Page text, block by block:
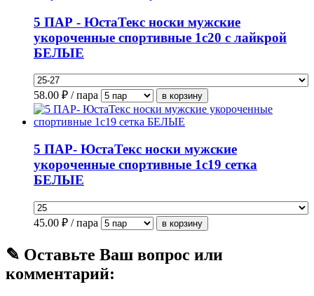
5 ПАР - ЮстаТекс носки мужские
укороченные спортивные 1с20 с лайкрой
БЕЛЫЕ
58.00 ₽ / пара
5 ПАР- ЮстаТекс носки мужские
укороченные спортивные 1с19 сетка
БЕЛЫЕ
45.00 ₽ / пара
✎ Оставьте Ваш вопрос или
комментарий: